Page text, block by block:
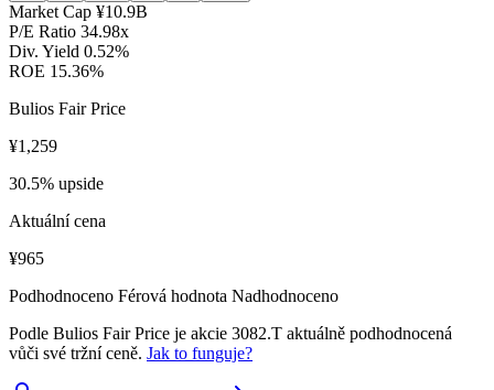
Market Cap ¥10.9B
P/E Ratio 34.98x
Div. Yield 0.52%
ROE 15.36%
Bulios Fair Price
¥1,259
30.5% upside
Aktuální cena
¥965
Podhodnoceno Férová hodnota Nadhodnoceno
Podle Bulios Fair Price je akcie 3082.T aktuálně podhodnocená
vůči své tržní ceně. Jak to funguje?